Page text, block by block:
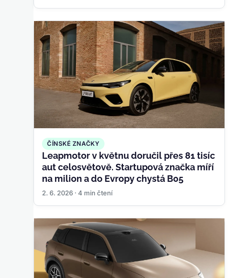
ČÍNSKÉ ZNAČKY
Leapmotor v květnu doručil přes 81 tisíc
aut celosvětově. Startupová značka míří
na milion a do Evropy chystá B05
2. 6. 2026 · 4 min čtení